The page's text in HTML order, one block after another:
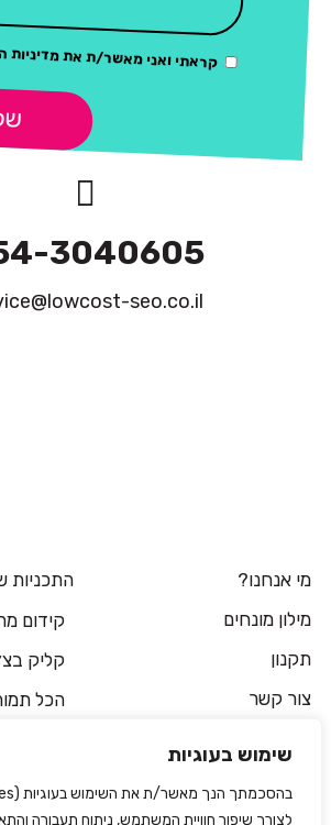
שימוש בעוגיות
לצורך שיפור חוויית המשתמש, ניתוח תעבורה
קראתי ואני מאשר/ת אתמדיניות
3040605
seo.co.il
מי אנחנו?
מילון מונחים
תקנון
צור קשר
התכניות
קידום
קליק
הכל
קידום בגוגל